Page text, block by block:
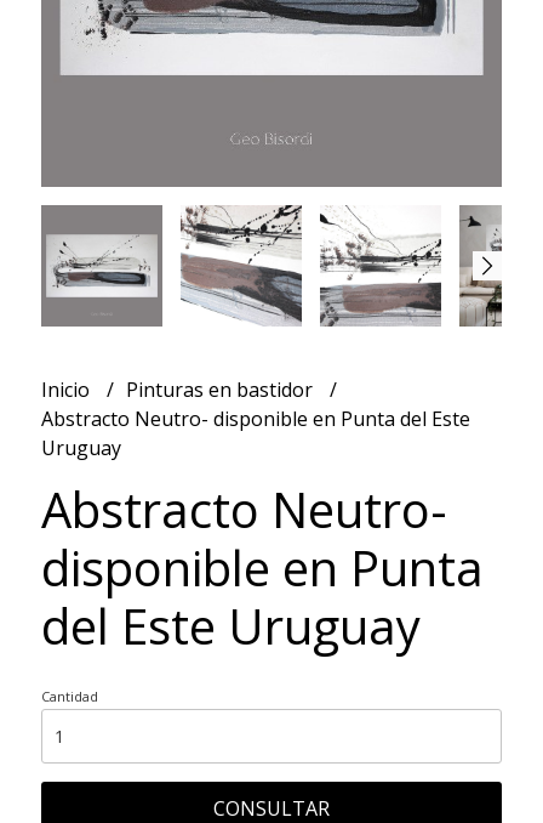
Inicio
Pinturas en bastidor
Abstracto Neutro- disponible en Punta del Este
Uruguay
Abstracto Neutro-
disponible en Punta
del Este Uruguay
Cantidad
CONSULTAR